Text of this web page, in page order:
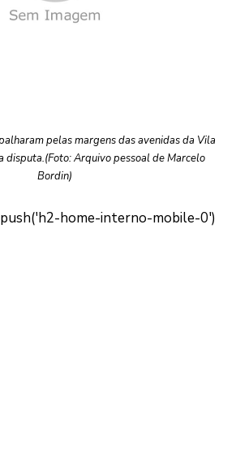
pelas margens das avenidas da Vila
disputa.(Foto: Arquivo pessoal de Marcelo
Bordin)